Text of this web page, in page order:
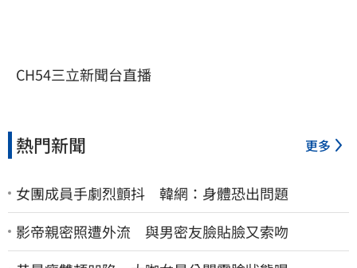
CH54三立新聞台直播
熱門新聞 更多
女團成員手劇烈顫抖 韓網：身體恐出問題
影帝親密照遭外流 與男密友臉貼臉又索吻